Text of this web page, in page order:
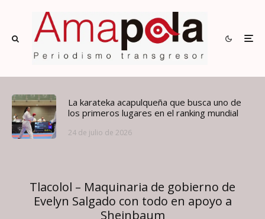
La karateka acapulqueña que busca uno de
los primeros lugares en el ranking mundial
24 de julio de 2026
Tlacolol – Maquinaria de gobierno de
Evelyn Salgado con todo en apoyo a
Sheinbaum